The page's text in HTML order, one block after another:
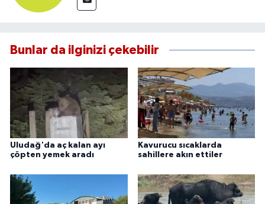
Bunlar da ilginizi çekebilir
Uludağ'da aç kalan ayı
çöpten yemek aradı
Kavurucu sıcaklarda
sahillere akın ettiler